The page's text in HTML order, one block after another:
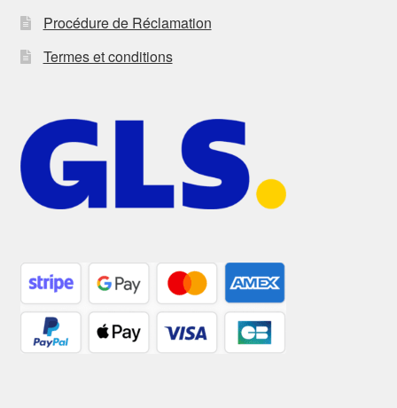
Procédure de Réclamation
Termes et conditions